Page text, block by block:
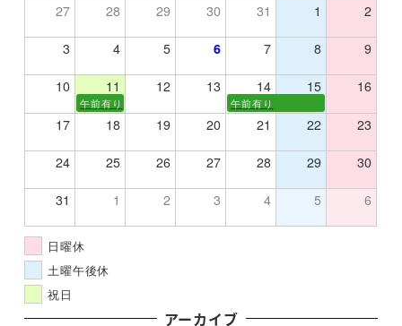
27 28 29 30 31 1 2
3 4 5 6 7 8 9
10 11 12 13 14 15 16
午前有り 午前有り
17 18 19 20 21 22 23
24 25 26 27 28 29 30
31 1 2 3 4 5 6
日曜休
土曜午後休
祝日
アーカイブ